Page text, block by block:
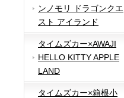
ンノモリ ドラゴンクエ
スト アイランド
タイムズカー×AWAJI
HELLO KITTY APPLE
LAND
タイムズカー×箱根小